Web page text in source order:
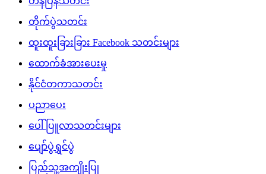
တိုက်ပွဲသတင်း
ထူးထူးခြားခြား Facebook သတင်းများ
ထောက်ခံအားပေးမှု
နိုင်ငံတကာသတင်း
ပညာပေး
ပေါ်ပြူလာသတင်းများ
ပျော်ပွဲရွှင်ပွဲ
ပြည်သူ့အကျိုးပြု